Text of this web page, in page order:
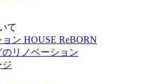
て
ン HOUSE ReBORN
リノベーション
ジ